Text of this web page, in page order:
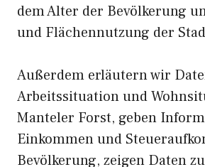
dem Alter der Bevölkerung
und Flächennutzung der
Außerdem erläutern wir
Arbeitssituation und
Manteler Forst, geben
Einkommen und
Bevölkerung, zeigen Daten